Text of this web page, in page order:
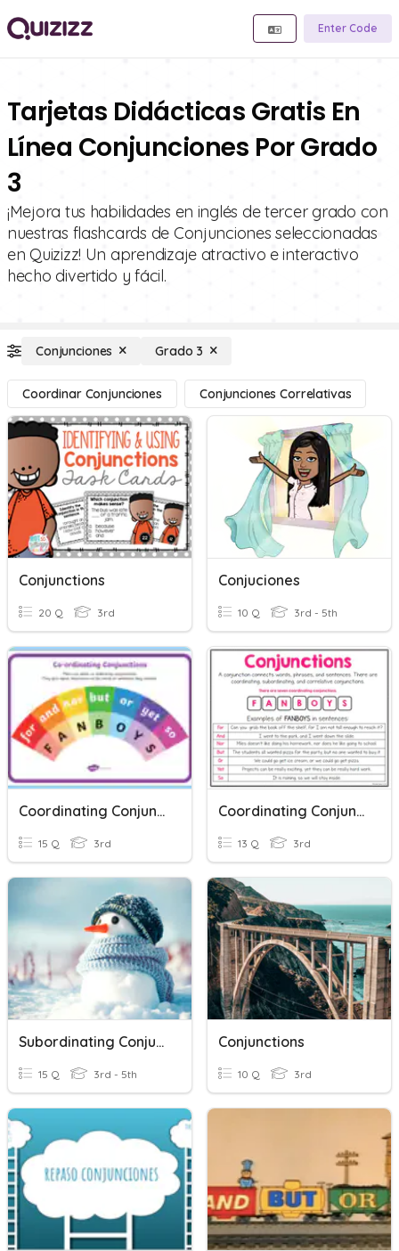
Enter Code
Tarjetas Didácticas Gratis En
Línea Conjunciones Por Grado
3
¡Mejora tus habilidades en inglés de tercer grado con
nuestras flashcards de Conjunciones seleccionadas
en Quizizz! Un aprendizaje atractivo e interactivo
hecho divertido y fácil.
Conjunciones Grado 3
Coordinar Conjunciones Conjunciones Correlativas
Conjunctions
20 Q 3rd
Conjuciones
10 Q 3rd - 5th
Coordinating Conjunctions
15 Q 3rd
Coordinating Conjunctions
13 Q 3rd
Subordinating Conjunctions
15 Q 3rd - 5th
Conjunctions
10 Q 3rd